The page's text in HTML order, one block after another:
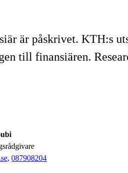
är påskrivet. KTH:s
till finansiären.
,087908204